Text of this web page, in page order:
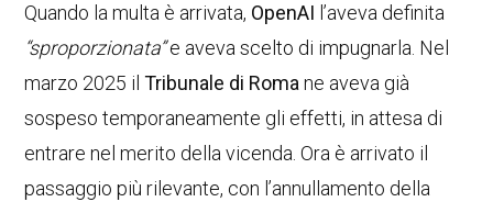
Quando la multa è arrivata, OpenAI l’aveva definita
“sproporzionata”e aveva scelto di impugnarla. Nel
marzo 2025 ilTribunale di Roma ne aveva già
sospeso temporaneamente gli effetti, in attesa di
entrare nel merito della vicenda. Ora è arrivato il
passaggio più rilevante, con l’annullamento della